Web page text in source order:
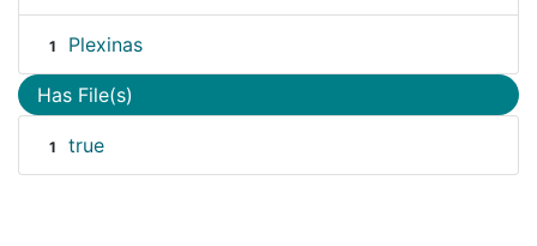
1 Plexinas
Has File(s)
1 true